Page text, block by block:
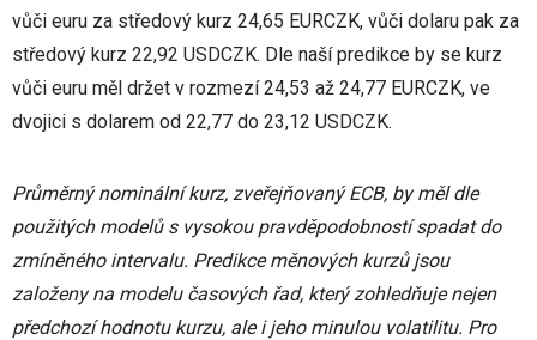
vůči euru za středový kurz 24,65 EURCZK, vůči dolaru pak za
středový kurz 22,92 USDCZK. Dle naší predikce by se kurz
vůči euru měl držet v rozmezí 24,53 až 24,77 EURCZK, ve
dvojici s dolarem od 22,77 do 23,12 USDCZK.
Průměrný nominální kurz, zveřejňovaný ECB, by měl dle
použitých modelů s vysokou pravděpodobností spadat do
zmíněného intervalu. Predikce měnových kurzů jsou
založeny na modelu časových řad, který zohledňuje nejen
předchozí hodnotu kurzu, ale i jeho minulou volatilitu. Pro